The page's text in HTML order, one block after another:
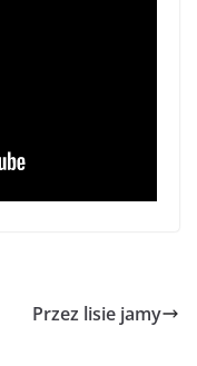
Przez lisie jamy